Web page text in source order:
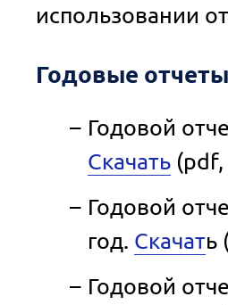
использовании
Годовые отчеты
Годовой
Скачать(pdf,
Годовой
год. Скачать
Годовой